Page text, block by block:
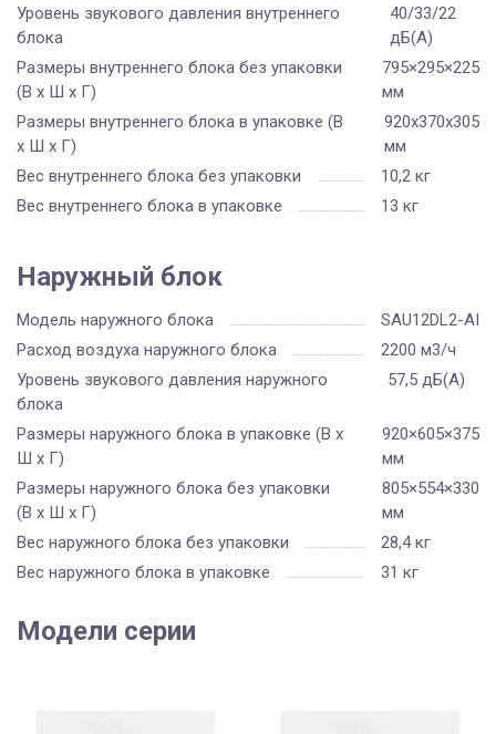
Уровень звукового давления внутреннего
блока
40/33/22
дБ(А)
Размеры внутреннего блока без упаковки
(В х Ш х Г)
795×295×225
мм
Размеры внутреннего блока в упаковке (В
х Ш х Г)
920x370x305
мм
Вес внутреннего блока без упаковки
10,2 кг
Вес внутреннего блока в упаковке
13 кг
Наружный блок
Модель наружного блока
SAU12DL2-AI
Расход воздуха наружного блока
2200 м3/ч
Уровень звукового давления наружного
блока
57,5 дБ(А)
Размеры наружного блока в упаковке (В х
Ш х Г)
920×605×375
мм
Размеры наружного блока без упаковки
(В х Ш х Г)
805×554×330
мм
Вес наружного блока без упаковки
28,4 кг
Вес наружного блока в упаковке
31 кг
Модели серии